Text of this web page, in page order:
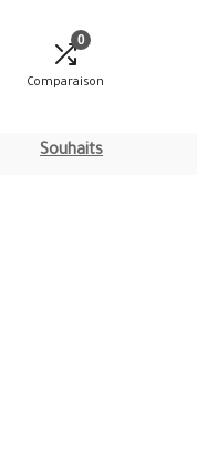
0
Comparaison
Souhaits